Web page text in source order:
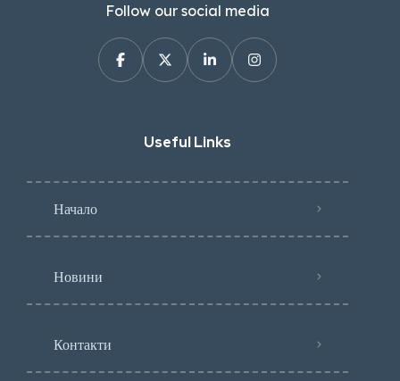
Follow our social media
Useful Links
Начало
Новини
Контакти